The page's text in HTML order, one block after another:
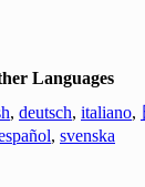
Languages
, deutsch, italiano,
, svenska